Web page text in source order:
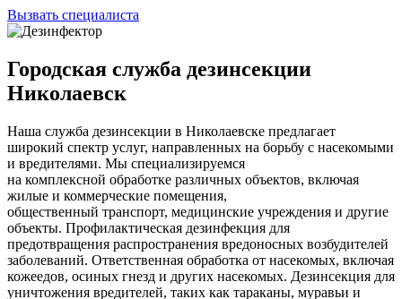
Вызвать специалиста
Городская служба дезинсекции
Николаевск
Наша служба дезинсекции в Николаевске предлагает
широкий спектр услуг, направленных на борьбу с насекомыми
и вредителями. Мы специализируемся
на комплексной обработке различных объектов, включая
жилые и коммерческие помещения,
общественный транспорт, медицинские учреждения и другие
объекты. Профилактическая дезинфекция для
предотвращения распространения вредоносных возбудителей
заболеваний. Ответственная обработка от насекомых, включая
кожеедов, осиных гнезд и других насекомых. Дезинсекция для
уничтожения вредителей, таких как тараканы, муравьи и